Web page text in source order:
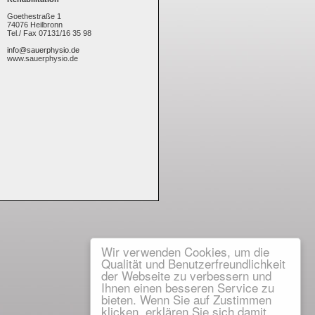
Wir verwenden Cookies, um die
Qualität und Benutzerfreundlichkeit
der Webseite zu verbessern und
Ihnen einen besseren Service zu
bieten. Wenn Sie auf Zustimmen
klicken, erklären Sie sich damit
Goethestraße 1
74076 Heilbronn
Tel./ Fax 07131/16 35 98
info@sauerphysio.de
www.sauerphysio.de